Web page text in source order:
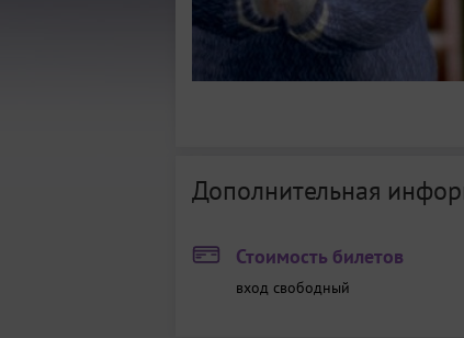
Дополнительная
Стоимость билетов
вход свободный